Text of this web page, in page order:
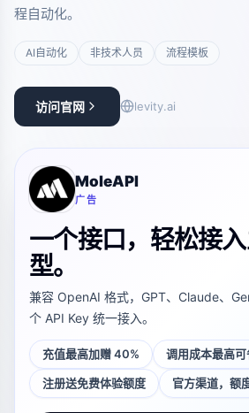
程自动化。
AI自动化 非技术人员 流程模板
访问官网 levity.ai
MoleAPI
广告
一个接口，轻松接
型。
兼容 OpenAI 格式，GPT、Claude、
个 API Key 统一接入。
充值最高加赠 40% 调用成本最高
注册送免费体验额度 官方渠道，额